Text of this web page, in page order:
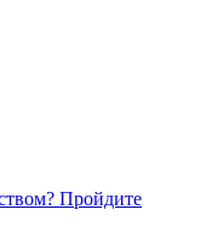
Пройдите